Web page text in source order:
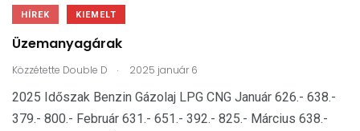
HÍREK KIEMELT
Üzemanyagárak
Közzétette Double D . 2025 január 6
2025 Időszak Benzin Gázolaj LPG CNG Január 626.- 638.-
379.- 800.- Február 631.- 651.- 392.- 825.- Március 638.-